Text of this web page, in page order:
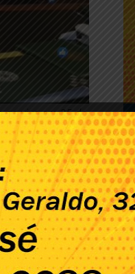
vivo em 25 de
Bolsonaro, o
à crise
uma vez foi
que“devem
os próximos
da Presidência
(25). Segundo o